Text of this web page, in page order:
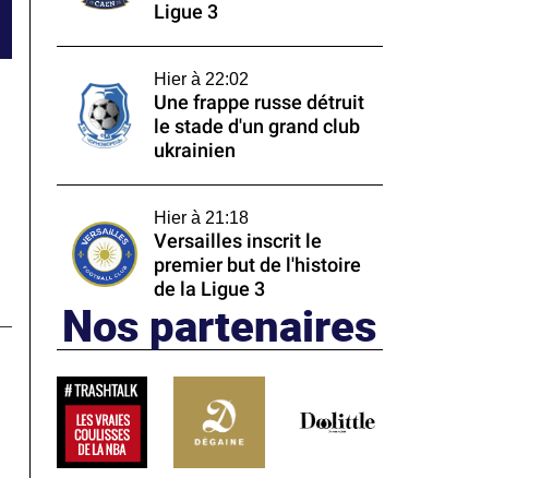
Ligue 3
Hier à 22:02
Une frappe russe détruit
le stade d'un grand club
ukrainien
Hier à 21:18
Versailles inscrit le
premier but de l'histoire
de la Ligue 3
Nos partenaires